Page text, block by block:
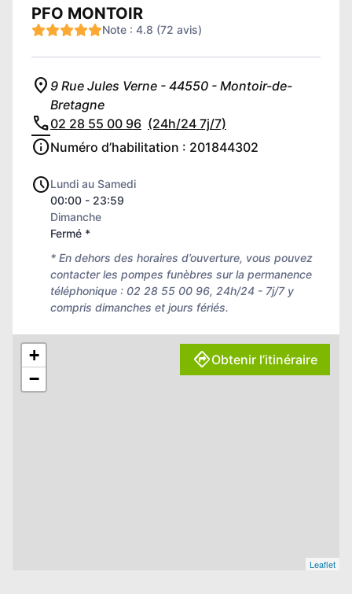
PFO MONTOIR
Note : 4.8 (72 avis)
9 Rue Jules Verne - 44550 - Montoir-de-
Bretagne
02 28 55 00 96 (24h/24 7j/7)
Numéro d’habilitation : 201844302
Lundi au Samedi
00:00 - 23:59
Dimanche
Fermé *
* En dehors des horaires d’ouverture, vous pouvez
contacter les pompes funèbres sur la permanence
téléphonique : 02 28 55 00 96, 24h/24 - 7j/7 y
compris dimanches et jours fériés.
+
−
Leaflet
Obtenir l’itinéraire